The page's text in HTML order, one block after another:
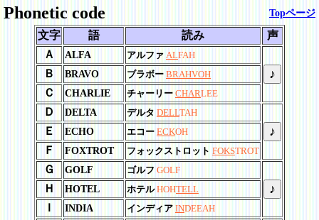
Phonetic code Topページ
文字 語 読み
声
Ａ
ALFA アルファ ALFAH
♪
Ｂ BRAVO ブラボー BRAHVOH
Ｃ CHARLIE チャーリー CHARLEE
Ｄ DELTA デルタ DELLTAH
♪
Ｅ ECHO エコー ECKOH
Ｆ FOXTROT フォックストロット FOKSTROT
Ｇ GOLF ゴルフ GOLF
♪
Ｈ HOTEL ホテルHOHTELL
Ｉ INDIA インディア INDEEAH